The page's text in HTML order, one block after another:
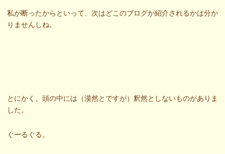
私が断ったからといって、次はどこのブログが紹介されるかは分か
りませんしね。
とにかく、頭の中には（漠然とですが）釈然としないものがありま
した。
ぐーるぐる。